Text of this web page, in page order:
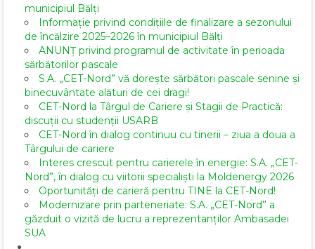
municipiul Bălți
Informație privind condițiile de finalizare a sezonului
de încălzire 2025–2026 în municipiul Bălți
ANUNȚ privind programul de activitate în perioada
sărbătorilor pascale
S.A. „CET-Nord” vă dorește sărbători pascale senine și
binecuvântate alături de cei dragi!
CET-Nord la Târgul de Cariere și Stagii de Practică:
discuții cu studenții USARB
CET-Nord în dialog continuu cu tinerii – ziua a doua a
Târgului de cariere
Interes crescut pentru carierele în energie: S.A. „CET-
Nord”, în dialog cu viitorii specialiști la Moldenergy 2026
Oportunități de carieră pentru TINE la CET-Nord!
Modernizare prin parteneriate: S.A. „CET-Nord” a
găzduit o vizită de lucru a reprezentanților Ambasadei
SUA